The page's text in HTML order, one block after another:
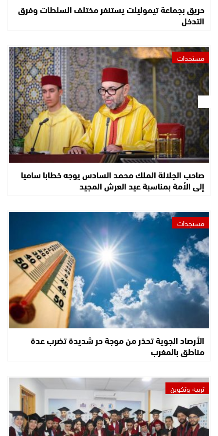
حريق بجماعة تيموليلت يستنفر مختلف السلطات وفرق
التدخل
مستجدات
صاحب الجلالة الملك محمد السادس يوجه خطابا ساميا
إلى الأمة بمناسبة عيد العرش المجيد
مستجدات
الأرصاد الجوية تحذر من موجة حر شديدة تضرب عدة
مناطق بالمغرب
تربية وتكوين